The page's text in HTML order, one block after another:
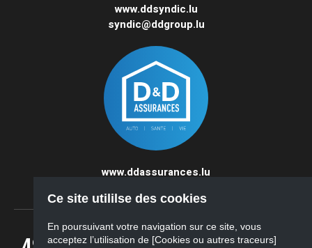
www.ddsyndic.lu
syndic@ddgroup.lu
www.ddassurances.lu
Ce site utililse des cookies
En poursuivant votre navigation sur ce site, vous
acceptez l’utilisation de [Cookies ou autres traceurs]